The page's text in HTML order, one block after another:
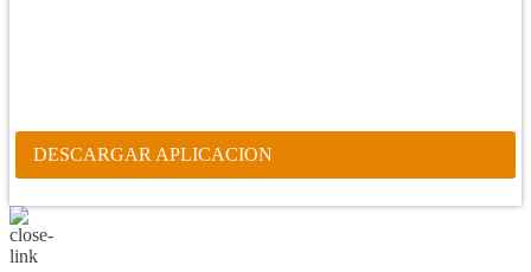
DESCARGAR APLICACION